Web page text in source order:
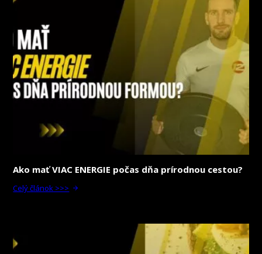
Ako mať VIAC ENERGIE počas dňa prírodnou cestou?
Celý článok >>>